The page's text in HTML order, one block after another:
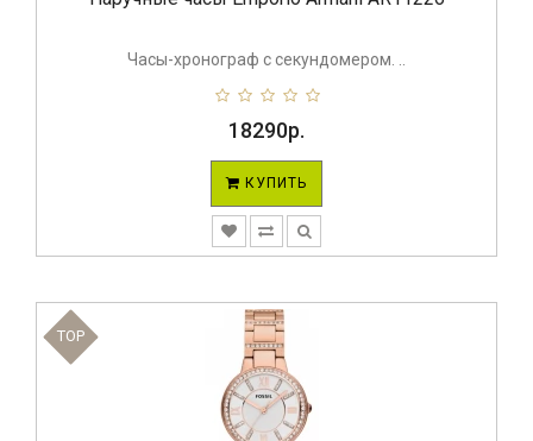
Часы-хронограф с секундомером. ..
18290р.
КУПИТЬ
TOP